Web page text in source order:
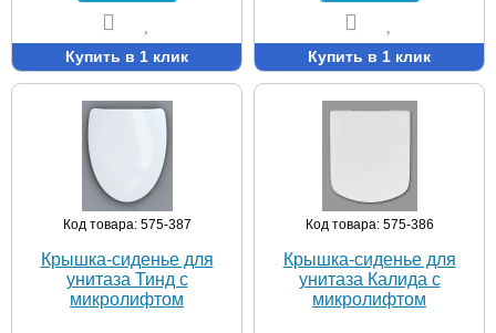
Купить в 1 клик Купить в 1 клик
Код товара: 575-387
Крышка-сиденье для
унитаза Тинд с
микролифтом
Код товара: 575-386
Крышка-сиденье для
унитаза Калида с
микролифтом